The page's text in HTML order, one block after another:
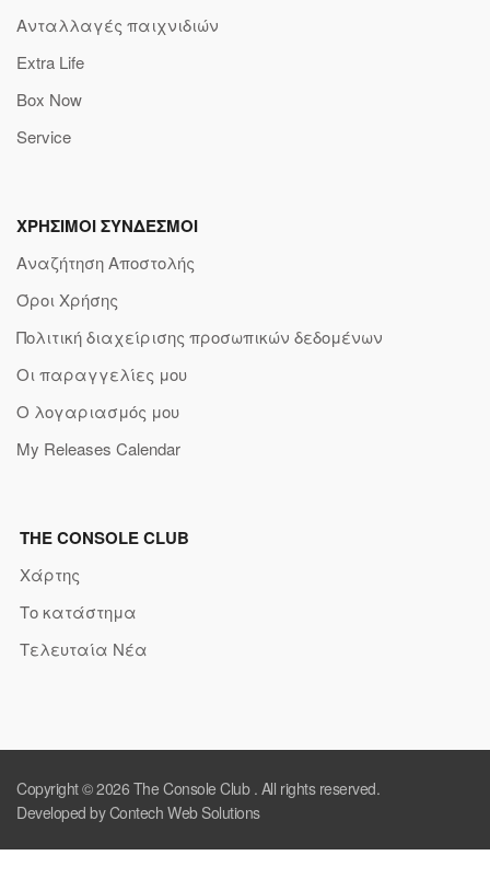
Ανταλλαγές παιχνιδιών
Extra Life
Box Now
Service
ΧΡΗΣΙΜΟΙ ΣΥΝΔΕΣΜΟΙ
Αναζήτηση Αποστολής
Όροι Χρήσης
Πολιτική διαχείρισης προσωπικών δεδομένων
Οι παραγγελίες μου
Ο λογαριασμός μου
My Releases Calendar
THE CONSOLE CLUB
Χάρτης
Το κατάστημα
Τελευταία Νέα
Copyright © 2026 The Console Club. All rights reserved.
Developed by Contech Web Solutions